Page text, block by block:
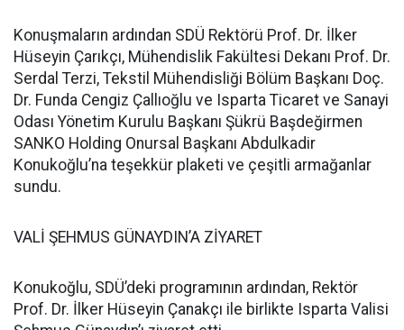
Konuşmaların ardından SDÜ Rektörü Prof. Dr. İlker
Hüseyin Çarıkçı, Mühendislik Fakültesi Dekanı Prof. Dr.
Serdal Terzi, Tekstil Mühendisliği Bölüm Başkanı Doç.
Dr. Funda Cengiz Çallıoğlu ve Isparta Ticaret ve Sanayi
Odası Yönetim Kurulu Başkanı Şükrü Başdeğirmen
SANKO Holding Onursal Başkanı Abdulkadir
Konukoğlu’na teşekkür plaketi ve çeşitli armağanlar
sundu.
VALİ ŞEHMUS GÜNAYDIN’A ZİYARET
Konukoğlu, SDÜ’deki programının ardından, Rektör
Prof. Dr. İlker Hüseyin Çanakçı ile birlikte Isparta Valisi